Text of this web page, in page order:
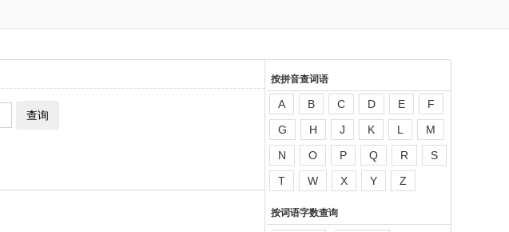
查询
按拼音查词语
A B C D E
F
G
H J K L
M
N
O P Q R
S
T
W X Y Z
按词语字数查询